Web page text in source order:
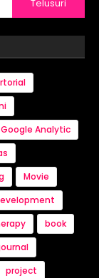
Google Analytic
Movie
book
project